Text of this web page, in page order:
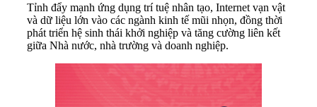
Tỉnh đẩy mạnh ứng dụng trí tuệ nhân tạo, Internet vạn vật
và dữ liệu lớn vào các ngành kinh tế mũi nhọn, đồng thời
phát triển hệ sinh thái khởi nghiệp và tăng cường liên kết
giữa Nhà nước, nhà trường và doanh nghiệp.